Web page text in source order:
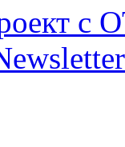
с